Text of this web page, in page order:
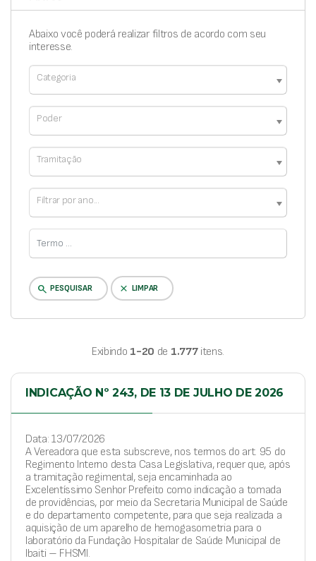
Exibindo 1-20 de 1.777itens.
INDICAÇÃO Nº 243, DE 13 DE JULHO DE 2026
Data: 13/07/2026
A Vereadora que esta subscreve, nos termos do art. 95 do
Regimento Interno desta Casa Legislativa, requer que, após
a tramitação regimental, seja encaminhada ao
Excelentíssimo Senhor Prefeito como indicação a tomada
de providências, por meio da Secretaria Municipal de Saúde
e do departamento competente, para que seja realizada a
aquisição de um aparelho de hemogasometria para o
laboratório da Fundação Hospitalar de Saúde Municipal de
Ibaiti – FHSMI.
Abaixo você poderá realizar filtros de acordo com seu
interesse.
Categoria
Poder
Tramitação
Filtrar por ano...
search PESQUISAR clear LIMPAR